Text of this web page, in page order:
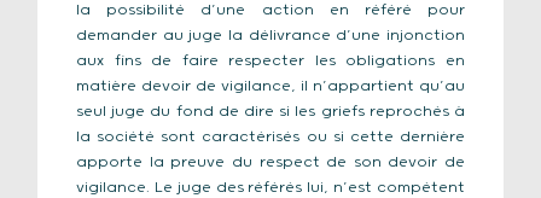
la possibilité d’une action en référé pour
demander au juge la délivrance d’une injonction
aux fins de faire respecter les obligations en
matière devoir de vigilance, il n’appartient qu’au
seul juge du fond de dire si les griefs reprochés à
la société sont caractérisés ou si cette dernière
apporte la preuve du respect de son devoir de
vigilance. Le juge des référés lui, n’est compétent